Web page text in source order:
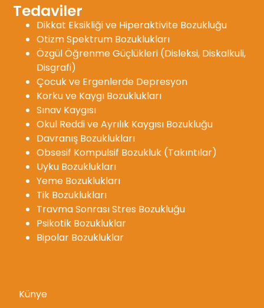
Tedaviler
Dikkat Eksikliği ve Hiperaktivite Bozukluğu
Otizm Spektrum Bozuklukları
Özgül Öğrenme Güçlükleri (Disleksi, Diskalkuli,
Disgrafi)
Çocuk ve Ergenlerde Depresyon
Korku ve Kaygı Bozuklukları
Sınav Kaygısı
Okul Reddi ve Ayrılık Kaygısı Bozukluğu
Davranış Bozuklukları
Obsesif Kompulsif Bozukluk (Takıntılar)
Uyku Bozuklukları
Yeme Bozuklukları
Tik Bozuklukları
Travma Sonrası Stres Bozukluğu
Psikotik Bozukluklar
Bipolar Bozukluklar
Künye